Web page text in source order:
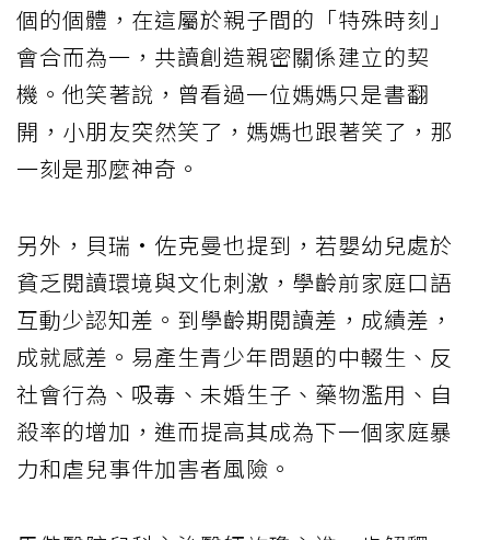
個的個體，在這屬於親子間的「特殊時刻」
會合而為一，共讀創造親密關係建立的契
機。他笑著說，曾看過一位媽媽只是書翻
開，小朋友突然笑了，媽媽也跟著笑了，那
一刻是那麼神奇。
另外，貝瑞·佐克曼也提到，若嬰幼兒處於
貧乏閱讀環境與文化刺激，學齡前家庭口語
互動少認知差。到學齡期閱讀差，成績差，
成就感差。易產生青少年問題的中輟生、反
社會行為、吸毒、未婚生子、藥物濫用、自
殺率的增加，進而提高其成為下一個家庭暴
力和虐兒事件加害者風險。